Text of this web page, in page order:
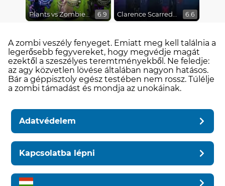
Plants vs Zombies Fusion Mode 6.9 Clarence Scarred Silly 6.6
A zombi veszély fenyeget. Emiatt meg kell találnia a
legerősebb fegyvereket, hogy megvédje magát
ezektől a szeszélyes teremtményekből. Ne feledje:
az agy közvetlen lövése általában nagyon hatásos.
Bár a géppisztoly egész testében nem rossz. Túlélje
a zombi támadást és mondja az unokáinak.
Adatvédelem
Kapcsolatba lépni